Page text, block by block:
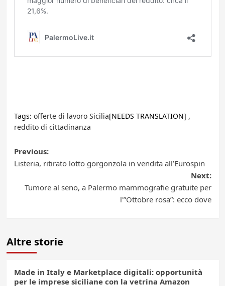
Tags: offerte di lavoro Sicilia[NEEDS TRANSLATION] ,
reddito di cittadinanza
Post
navigation
Previous:
Listeria, ritirato lotto gorgonzola in vendita all’Eurospin
Next:
Tumore al seno, a Palermo mammografie gratuite per
l'”Ottobre rosa”: ecco dove
Altre storie
Made in Italy e Marketplace digitali: opportunità
per le imprese siciliane con la vetrina Amazon